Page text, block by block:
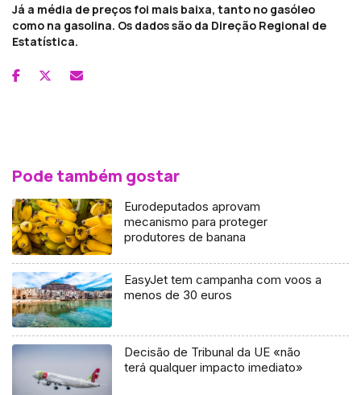
Já a média de preços foi mais baixa, tanto no gasóleo
como na gasolina. Os dados são da Direção Regional de
Estatística.
Pode também gostar
Eurodeputados aprovam
mecanismo para proteger
produtores de banana
EasyJet tem campanha com voos a
menos de 30 euros
Decisão de Tribunal da UE «não
terá qualquer impacto imediato»